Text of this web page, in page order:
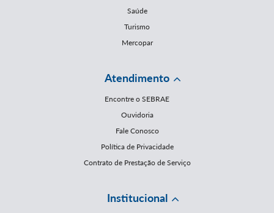
Saúde
Turismo
Mercopar
Atendimento
Encontre o SEBRAE
Ouvidoria
Fale Conosco
Política de Privacidade
Contrato de Prestação de Serviço
Institucional